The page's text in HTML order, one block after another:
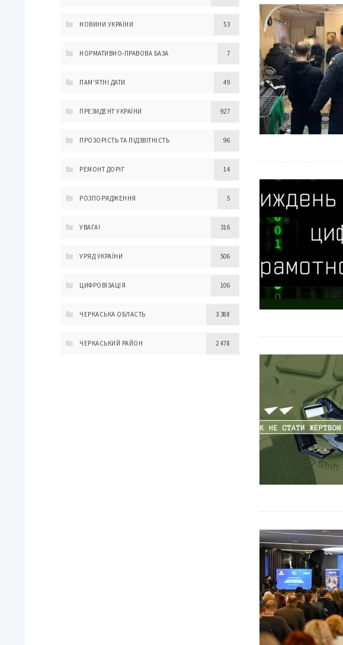
НОВИНИ УКРАЇНИ 53
НОРМАТИВНО-ПРАВОВА БАЗА 7
ПАМ'ЯТНІ ДАТИ 49
ПРЕЗИДЕНТ УКРАЇНИ 927
ПРОЗОРІСТЬ ТА ПІДЗВІТНІСТЬ 96
РЕМОНТ ДОРІГ 14
РОЗПОРЯДЖЕННЯ 5
УВАГА! 316
УРЯД УКРАЇНИ 506
ЦИФРОВІЗАЦІЯ 106
ЧЕРКАСЬКА ОБЛАСТЬ 3 388
ЧЕРКАСЬКИЙ РАЙОН 2 478